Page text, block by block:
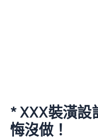
* XXX裝潢
悔沒做！